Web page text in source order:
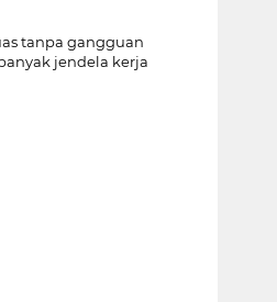
tanpa gangguan
jendela kerja